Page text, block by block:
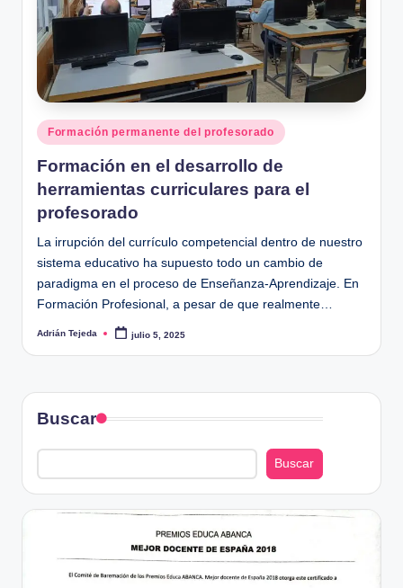
d
e
d
ri
á
n
T
e
e
d
Publicado
en
Formación permanente del profesorado
Formación en el desarrollo de
herramientas curriculares para el
profesorado
La irrupción del currículo competencial dentro de nuestro
sistema educativo ha supuesto todo un cambio de
paradigma en el proceso de Enseñanza-Aprendizaje. En
Formación Profesional, a pesar de que realmente…
Publicado
Adrián Tejeda julio 5, 2025
Buscar
Buscar